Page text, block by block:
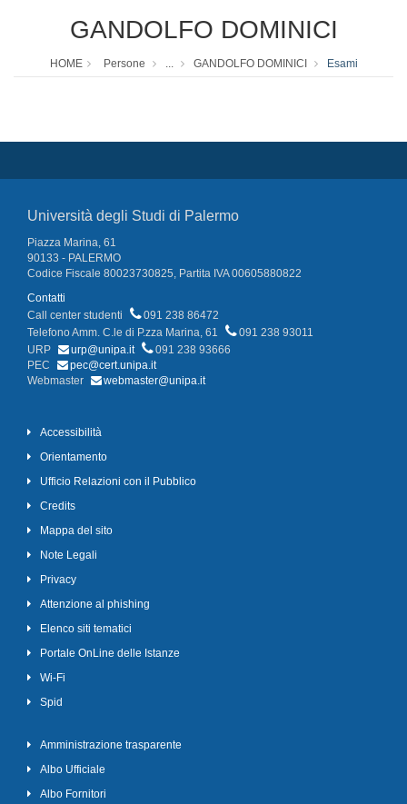
GANDOLFO DOMINICI
HOME Persone ... GANDOLFO DOMINICI Esami
Università degli Studi di Palermo
Piazza Marina, 61
90133 - PALERMO
Codice Fiscale 80023730825, Partita IVA 00605880822
Contatti
Call center studenti
091 238 86472
Telefono Amm. C.le di P.zza Marina, 61
091 238 93011
URP
urp@unipa.it
091 238 93666
PEC
pec@cert.unipa.it
Webmaster
webmaster@unipa.it
Accessibilità
Orientamento
Ufficio Relazioni con il Pubblico
Credits
Mappa del sito
Note Legali
Privacy
Attenzione al phishing
Elenco siti tematici
Portale OnLine delle Istanze
Wi-Fi
Spid
Amministrazione trasparente
Albo Ufficiale
Albo Fornitori